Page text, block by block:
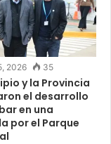
2026 35
y la Provincia
el desarrollo
en una
por el Parque